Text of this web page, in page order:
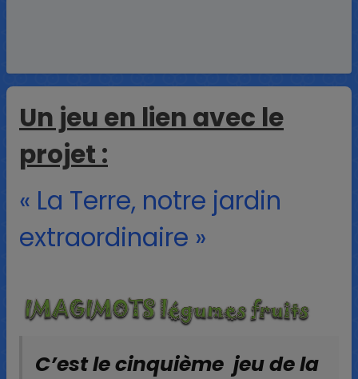
Un jeu en lien avec le
projet :
« La Terre, notre jardin
extraordinaire »
C’est le cinquième jeu de la